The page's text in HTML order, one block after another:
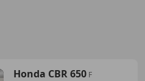
Honda CBR 650 F